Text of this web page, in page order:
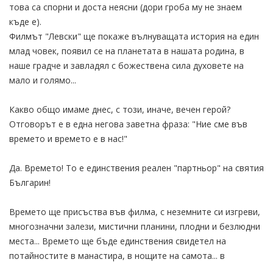
това са спорни и доста неясни (дори гроба му не знаем
къде е).
Филмът "Левски" ще покаже вълнуващата история на един
млад човек, появил се на планетата в нашата родина, в
наше градче и завладял с божествена сила духовете на
мало и голямо...
Какво общо имаме днес, с този, иначе, вечен герой?
Отговорът е в една негова заветна фраза: "Ние сме във
времето и времето е в нас!"
Да. Времето! То е единствения реален "партньор" на святия
Българин!
Времето ще присъства във филма, с неземните си изгреви,
многозначни залези, мистични планини, плодни и безлюдни
места... Времето ще бъде единствения свидетел на
потайностите в манастира, в нощите на самота... в